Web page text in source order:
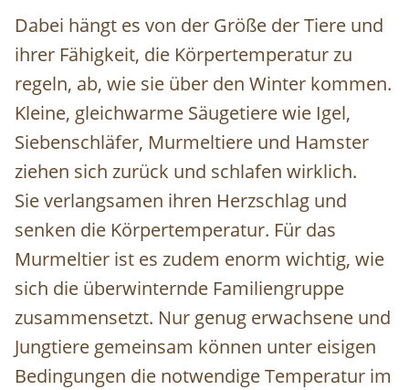
Dabei hängt es von der Größe der Tiere und
ihrer Fähigkeit, die Körpertemperatur zu
regeln, ab, wie sie über den Winter kommen.
Kleine, gleichwarme Säugetiere wie Igel,
Siebenschläfer, Murmeltiere und Hamster
ziehen sich zurück und schlafen wirklich.
Sie verlangsamen ihren Herzschlag und
senken die Körpertemperatur. Für das
Murmeltier ist es zudem enorm wichtig, wie
sich die überwinternde Familiengruppe
zusammensetzt. Nur genug erwachsene und
Jungtiere gemeinsam können unter eisigen
Bedingungen die notwendige Temperatur im